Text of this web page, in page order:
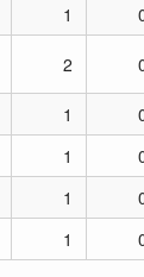
1
2
1
1
1
1